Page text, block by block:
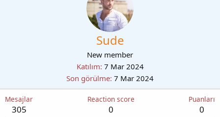
Sude
New member
Katılım 7 Mar 2024
Son görülme 7 Mar 2024
Mesajlar
305
Reaction score
0
Puanları
0